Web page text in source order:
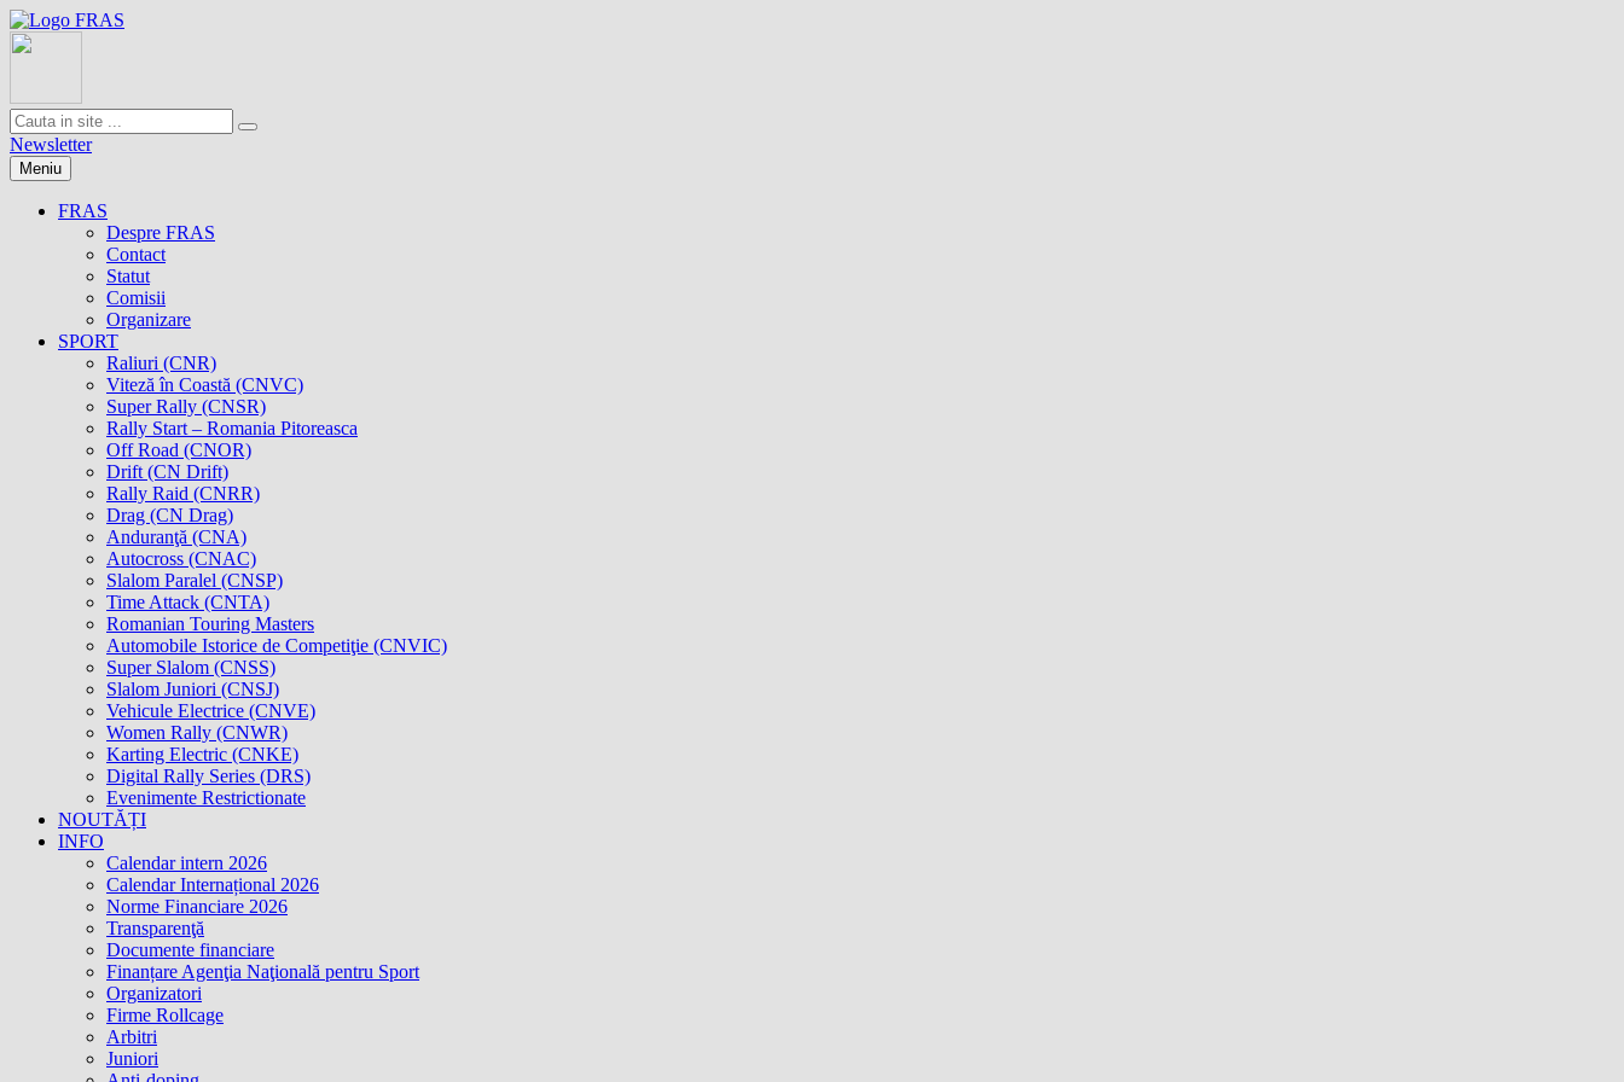
Newsletter
Meniu
FRAS
Despre FRAS
Contact
Statut
Comisii
Organizare
SPORT
Raliuri (CNR)
Viteză în Coastă (CNVC)
Super Rally (CNSR)
Rally Start – Romania Pitoreasca
Off Road (CNOR)
Drift (CN Drift)
Rally Raid (CNRR)
Drag (CN Drag)
Anduranţă (CNA)
Autocross (CNAC)
Slalom Paralel (CNSP)
Time Attack (CNTA)
Romanian Touring Masters
Automobile Istorice de Competiţie (CNVIC)
Super Slalom (CNSS)
Slalom Juniori (CNSJ)
Vehicule Electrice (CNVE)
Women Rally (CNWR)
Karting Electric (CNKE)
Digital Rally Series (DRS)
Evenimente Restrictionate
NOUTĂȚI
INFO
Calendar intern 2026
Calendar Internațional 2026
Norme Financiare 2026
Transparenţă
Documente financiare
Finanțare Agenţia Naţională pentru Sport
Organizatori
Firme Rollcage
Arbitri
Juniori